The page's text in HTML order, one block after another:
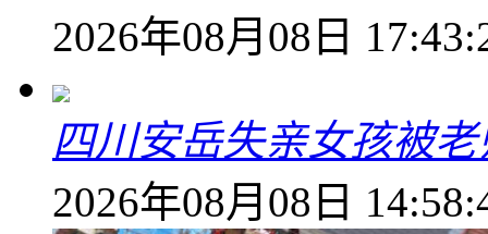
2026年08月08日
四川安岳失亲女孩被
2026年08月08日